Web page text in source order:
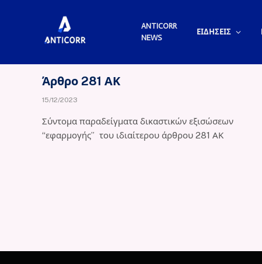
ANTICORR
NEWS
ΕΙΔΗΣΕΙΣ
Άρθρο 281 ΑΚ
15/12/2023
Σύντομα παραδείγματα δικαστικών εξισώσεων
“εφαρμογής” του ιδιαίτερου άρθρου 281 ΑΚ